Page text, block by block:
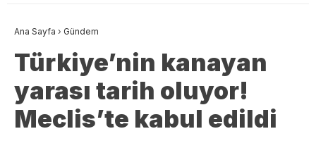
Ana Sayfa › Gündem
Türkiye’nin kanayan
yarası tarih oluyor!
Meclis’te kabul edildi